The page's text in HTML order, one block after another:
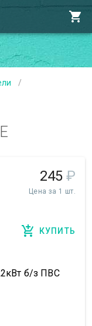
/
245 ₽
Цена за 1 шт.
КУПИТЬ
б/з ПВС